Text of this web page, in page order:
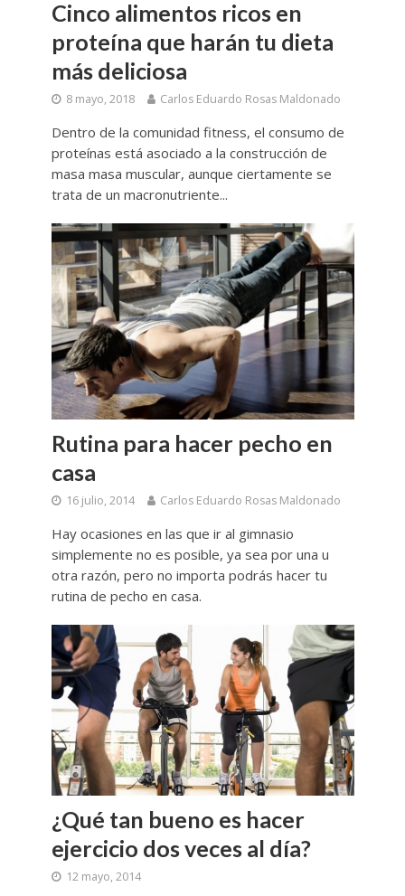
Cinco alimentos ricos en
proteína que harán tu dieta
más deliciosa
8 mayo, 2018 Carlos Eduardo Rosas Maldonado
Dentro de la comunidad fitness, el consumo de
proteínas está asociado a la construcción de
masa masa muscular, aunque ciertamente se
trata de un macronutriente...
Rutina para hacer pecho en
casa
16 julio, 2014 Carlos Eduardo Rosas Maldonado
Hay ocasiones en las que ir al gimnasio
simplemente no es posible, ya sea por una u
otra razón, pero no importa podrás hacer tu
rutina de pecho en casa.
¿Qué tan bueno es hacer
ejercicio dos veces al día?
12 mayo, 2014